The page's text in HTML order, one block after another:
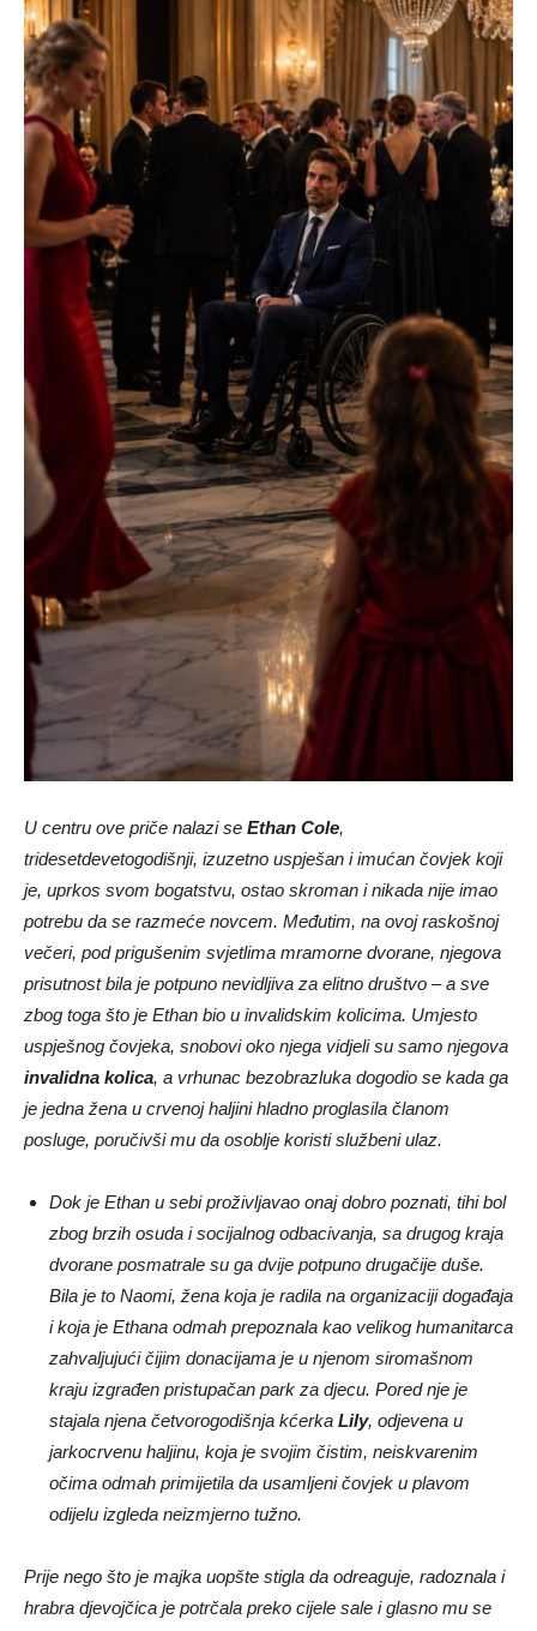
U centru ove priče nalazi se Ethan Cole,
tridesetdevetogodišnji, izuzetno uspješan i imućan čovjek koji
je, uprkos svom bogatstvu, ostao skroman i nikada nije imao
potrebu da se razmeće novcem. Međutim, na ovoj raskošnoj
večeri, pod prigušenim svjetlima mramorne dvorane, njegova
prisutnost bila je potpuno nevidljiva za elitno društvo – a sve
zbog toga što je Ethan bio u invalidskim kolicima. Umjesto
uspješnog čovjeka, snobovi oko njega vidjeli su samo njegova
invalidna kolica, a vrhunac bezobrazluka dogodio se kada ga
je jedna žena u crvenoj haljini hladno proglasila članom
posluge, poručivši mu da osoblje koristi službeni ulaz.
Dok je Ethan u sebi proživljavao onaj dobro poznati, tihi bol
zbog brzih osuda i socijalnog odbacivanja, sa drugog kraja
dvorane posmatrale su ga dvije potpuno drugačije duše.
Bila je to Naomi, žena koja je radila na organizaciji događaja
i koja je Ethana odmah prepoznala kao velikog humanitarca
zahvaljujući čijim donacijama je u njenom siromašnom
kraju izgrađen pristupačan park za djecu. Pored nje je
stajala njena četvorogodišnja kćerka Lily, odjevena u
jarkocrvenu haljinu, koja je svojim čistim, neiskvarenim
očima odmah primijetila da usamljeni čovjek u plavom
odijelu izgleda neizmjerno tužno.
Prije nego što je majka uopšte stigla da odreaguje, radoznala i
hrabra djevojčica je potrčala preko cijele sale i glasno mu se